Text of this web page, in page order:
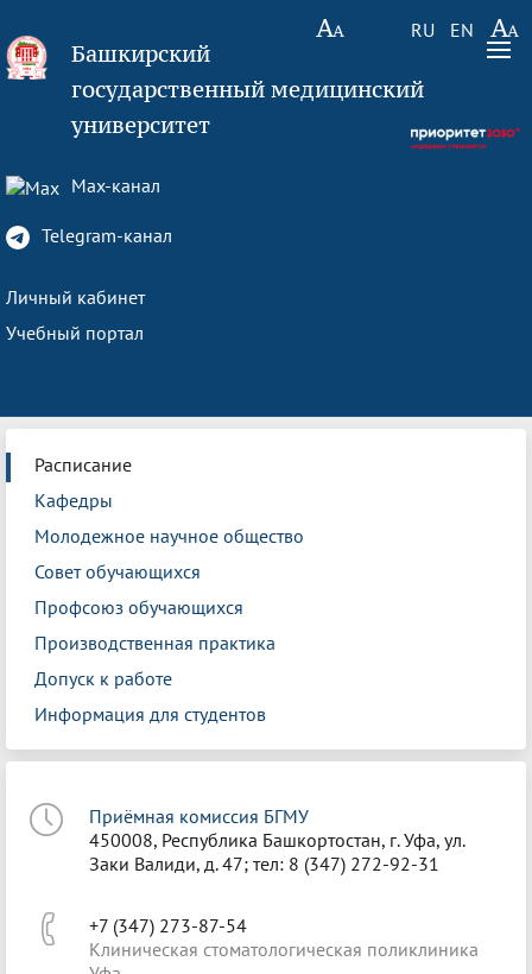
RU EN
Башкирский
государственный медицинский
университет
Max-канал
Telegram-канал
Личный кабинет
Учебный портал
Расписание
Кафедры
Молодежное научное общество
Совет обучающихся
Профсоюз обучающихся
Производственная практика
Допуск к работе
Информация для студентов
Приёмная комиссия БГМУ
450008, Республика Башкортостан, г. Уфа, ул.
Заки Валиди, д. 47; тел: 8 (347) 272-92-31
+7 (347) 273-87-54
Клиническая стоматологическая поликлиника